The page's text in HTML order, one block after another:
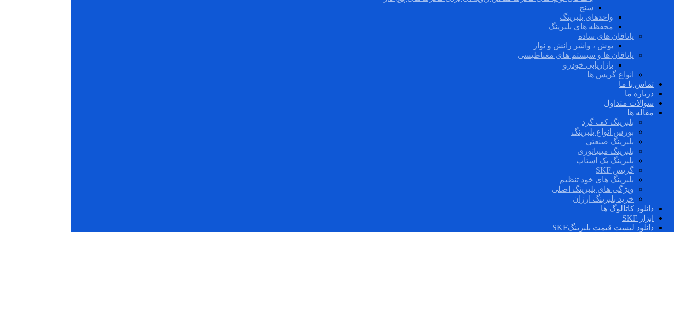
سنج
واحدهای بلبرینگ
محفظه های بلبرینگ
یاتاقان های ساده
بوش ، واشر رانش و نوار
یاتاقان ها و سیستم های مغناطیسی
بازاریابی خودرو
انواع گریس ها
تماس با ما
درباره ما
سوالات متداول
مقاله ها
بلبرینگ کف گرد
بورس انواع بلبرینگ
بلبرینگ صنعتی
بلبرینگ مینیاتوری
بلبرینگ بک استاپ
گریس SKF
بلبرینگ های خود تنظیم
ویژگی های بلبرینگ اصلی
خرید بلبرینگ ارزان
دانلود کاتالوگ ها
ابزار SKF
دانلود لیست قیمت بلبرینگSKF